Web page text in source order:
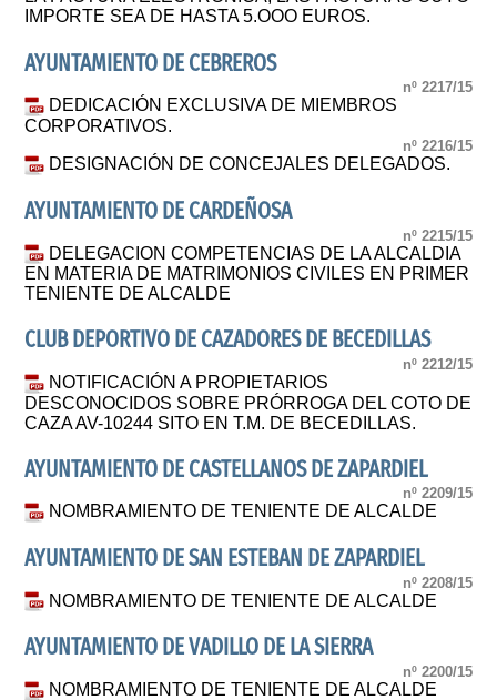
IMPORTE SEA DE HASTA 5.OOO EUROS.
AYUNTAMIENTO DE CEBREROS
nº 2217/15
DEDICACIÓN EXCLUSIVA DE MIEMBROS
CORPORATIVOS.
nº 2216/15
DESIGNACIÓN DE CONCEJALES DELEGADOS.
AYUNTAMIENTO DE CARDEÑOSA
nº 2215/15
DELEGACION COMPETENCIAS DE LA ALCALDIA
EN MATERIA DE MATRIMONIOS CIVILES EN PRIMER
TENIENTE DE ALCALDE
CLUB DEPORTIVO DE CAZADORES DE BECEDILLAS
nº 2212/15
NOTIFICACIÓN A PROPIETARIOS
DESCONOCIDOS SOBRE PRÓRROGA DEL COTO DE
CAZA AV-10244 SITO EN T.M. DE BECEDILLAS.
AYUNTAMIENTO DE CASTELLANOS DE ZAPARDIEL
nº 2209/15
NOMBRAMIENTO DE TENIENTE DE ALCALDE
AYUNTAMIENTO DE SAN ESTEBAN DE ZAPARDIEL
nº 2208/15
NOMBRAMIENTO DE TENIENTE DE ALCALDE
AYUNTAMIENTO DE VADILLO DE LA SIERRA
nº 2200/15
NOMBRAMIENTO DE TENIENTE DE ALCALDE